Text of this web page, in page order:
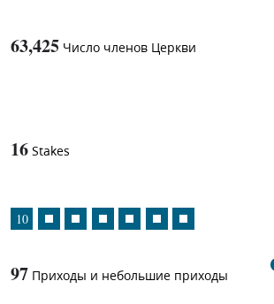
63,425 Число членов Церкви
16 Stakes
10
97 Приходы и небольшие приходы